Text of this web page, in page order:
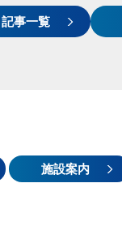
記事一覧
施設案内